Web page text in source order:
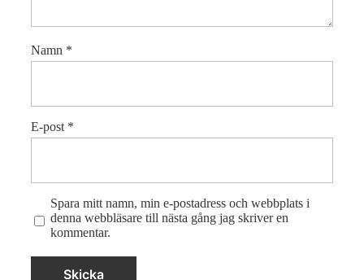
Namn *
E-post *
Spara mitt namn, min e-postadress och webbplats i
denna webbläsare till nästa gång jag skriver en
kommentar.